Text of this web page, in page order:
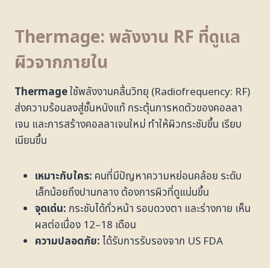
Thermage: พลังงาน RF ที่ดูแล
ผิวจากภายใน
Thermageใช้พลังงานคลื่นวิทยุ (Radiofrequency: RF)
ส่งความร้อนลงสู่ชั้นหนังแท้ กระตุ้นการหดตัวของคอลลา
เจน และการสร้างคอลลาเจนใหม่ ทำให้ผิวกระชับขึ้น เรียบ
เนียนขึ้น
เหมาะกับใคร: คนที่มีปัญหาความหย่อนคล้อย ระดับ
เล็กน้อยถึงปานกลาง ต้องการผิวที่ดูแน่นขึ้น
จุดเด่น: กระชับได้ทั่วหน้า รอบดวงตา และร่างกาย เห็น
ผลต่อเนื่อง 12–18 เดือน
ความปลอดภัย:ได้รับการรับรองจาก US FDA